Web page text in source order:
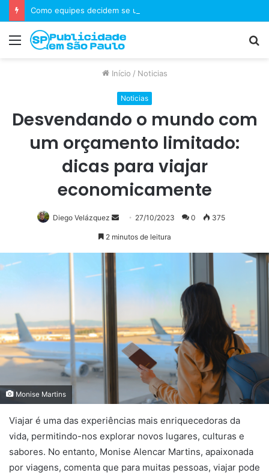
Menu
Início / Noticias
Noticias
Desvendando o mundo com
um orçamento limitado:
dicas para viajar
economicamente
Diego Velázquez
Mande27/10/2023 0 375
2 minutos de leitura
Monise Martins
Viajar é uma das experiências mais enriquecedoras da
vida, permitindo-nos explorar novos lugares, culturas e
sabores. No entanto, Monise Alencar Martins, apaixonada
por viagens, comenta que para muitas pessoas, viajar pode